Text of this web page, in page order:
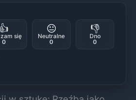
👍
się
0
😐
Neutralne
0
👎
Dno
0